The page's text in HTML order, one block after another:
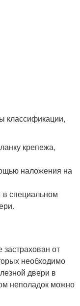
классификации,
крепежа,
наложения на
специальном
от
необходимо
двери в
неполадок можно